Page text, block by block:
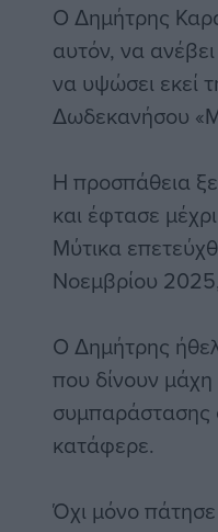
Ο Δημήτρης
αυτόν, να
να υψώσει εκεί
Δωδεκανήσου
Η προσπάθεια
και έφτασε
Μύτικα
Νοεμβρίου
Ο Δημήτρης
που δίνουν μάχη
συμπαράστασης
κατάφερε.
Όχι μόνο